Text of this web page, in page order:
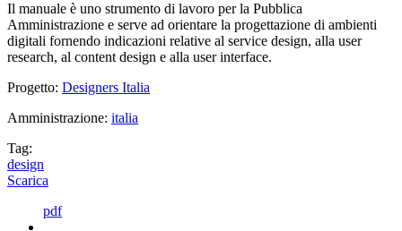
Il manuale è uno strumento di lavoro per la Pubblica
Amministrazione e serve ad orientare la progettazione di ambienti
digitali fornendo indicazioni relative al service design, alla user
research, al content design e alla user interface.
Progetto: Designers Italia
Amministrazione: italia
Tag:
design
Scarica
pdf